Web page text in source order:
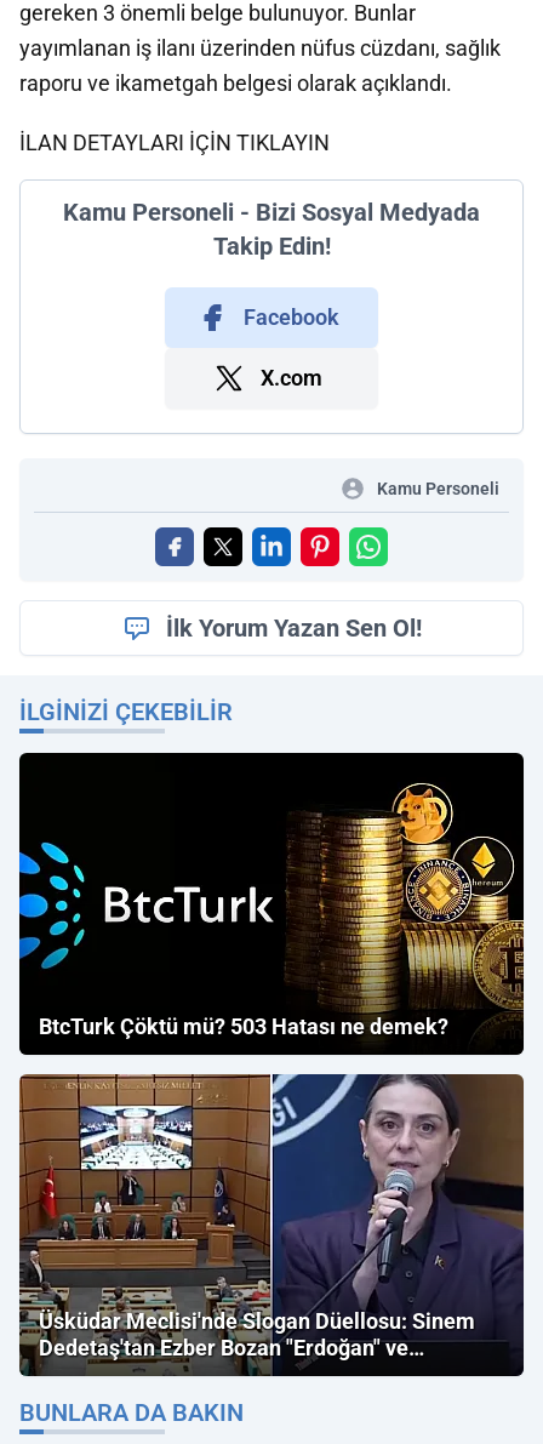
gereken 3 önemli belge bulunuyor. Bunlar
yayımlanan iş ilanı üzerinden nüfus cüzdanı, sağlık
raporu ve ikametgah belgesi olarak açıklandı.
İLAN DETAYLARI İÇİN TIKLAYIN
Kamu Personeli - Bizi Sosyal Medyada
Takip Edin!
Facebook
X.com
Kamu Personeli
İlk Yorum Yazan Sen Ol!
İLGINIZI ÇEKEBILIR
BtcTurk Çöktü mü? 503 Hatası ne demek?
Üsküdar Meclisi'nde Slogan Düellosu: Sinem
Dedetaş'tan Ezber Bozan "Erdoğan" ve
"İmamoğlu" Çıkışı!
BUNLARA DA BAKIN